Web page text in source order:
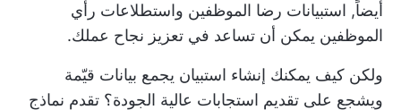
أيضاً, استبيانات رضا الموظفين واستطلاعات رأي
الموظفين يمكن أن تساعد في تعزيز نجاح عملك.
ولكن كيف يمكنك إنشاء استبيان يجمع بيانات قيّمة
ويشجع على تقديم استجابات عالية الجودة؟ تقدم نماذج